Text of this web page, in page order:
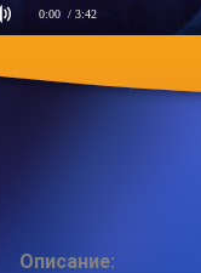
0:00 / 3:42
Описание: